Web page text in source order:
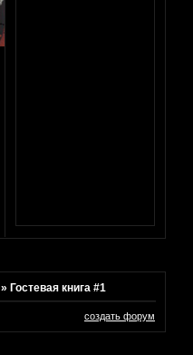
»Гостевая книга #1
создать форум